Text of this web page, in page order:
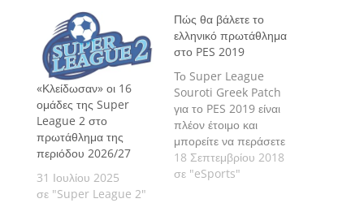
«Κλείδωσαν» οι 16
ομάδες της Super
League 2 στο
πρωτάθλημα της
περιόδου 2026/27
31 Ιουλίου 2025
σε "Super League 2"
Πώς θα βάλετε το
ελληνικό πρωτάθλημα
στο PES 2019
Το Super League
Souroti Greek Patch
για το PES 2019 είναι
πλέον έτοιμο και
μπορείτε να περάσετε
το ελληνικό
πρωτάθλημα με όλες
18 Σεπτεμβρίου 2018
σε "eSports"